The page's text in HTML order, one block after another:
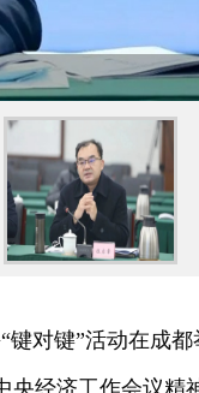
对键”活动在成都
央经济工作会议精